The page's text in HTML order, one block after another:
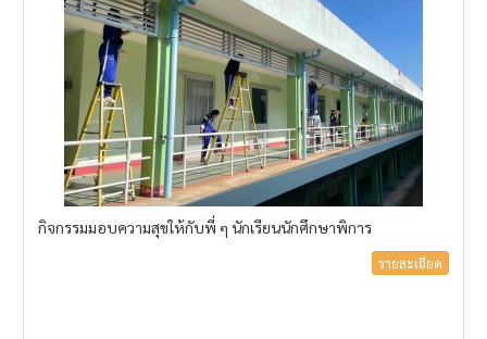
กิจกรรมมอบความสุขให้กับพี่ ๆ นักเรียนนักศึกษาพิการ
รายละเอียด